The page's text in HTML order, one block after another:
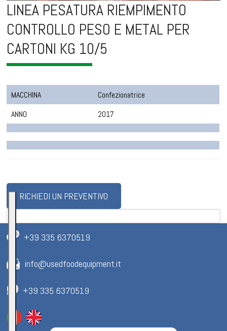
LINEA PESATURA RIEMPIMENTO
CONTROLLO PESO E METAL PER
CARTONI KG 10/5
MACCHINA
Confezionatrice
ANNO
2017
RICHIEDI UN PREVENTIVO
+39 335 6370519
info@usedfoodequipment.it
+39 335 6370519